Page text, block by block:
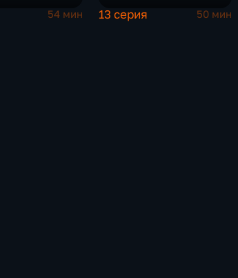
54 мин 13 серия 50 мин